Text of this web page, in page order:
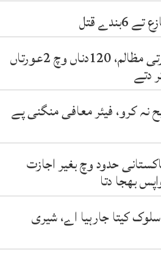
قتل
مقبوضہ کشمیر وچ بھارتی مظالم، 120دناں وچ 2عورتاں
کرو، فیئر معافی منگنی پے
حدود وچ بغیر اجازت
بھجا دتا
کیتا جارہیا اے، شیری